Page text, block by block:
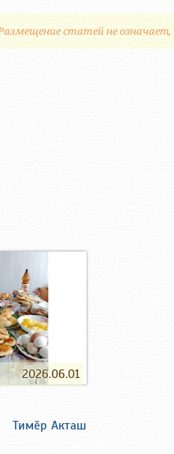
статей не
2026.06.01
Тимӗр Акташ